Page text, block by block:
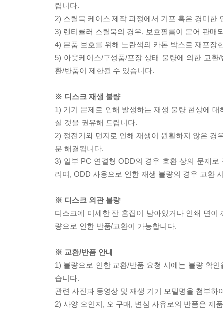
립니다.
2) 스틸북 케이스 제작 과정에서 기포 혹은 경미한
3) 렌티큘러 스틸북의 경우, 보호필름이 붙어 판매
4) 본품 보호를 위해 노란색의 카톤 박스로 재포장
5) 아웃케이스/구성품/포장 상태 불량에 의한 교
환/반품이 제한될 수 있습니다.
※ 디스크 재생 불량
1) 기기 문제로 인해 발생하는 재생 불량 현상에
실 것을 권유해 드립니다.
2) 정전기와 먼지로 인해 재생이 원활하지 않은 경
분 해결됩니다.
3) 일부 PC 연결형 ODD의 경우 호환 상의 문제
리며, ODD 사용으로 인한 재생 불량의 경우 교환
※ 디스크 외관 불량
디스크에 미세한 잔 흠집이 남아있거나 인쇄 면
량으로 인한 반품/교환이 가능합니다.
※ 교환/반품 안내
1) 불량으로 인한 교환/반품 요청 시에는 불량 확
습니다.
관련 사진과 동영상 및 재생 기기 모델명을 첨부하
2) 사양 오인지, 오 구매, 변심 사유로의 반품은 제